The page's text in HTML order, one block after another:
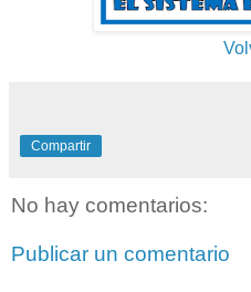
Compartir
No hay comentarios:
Publicar un comentario